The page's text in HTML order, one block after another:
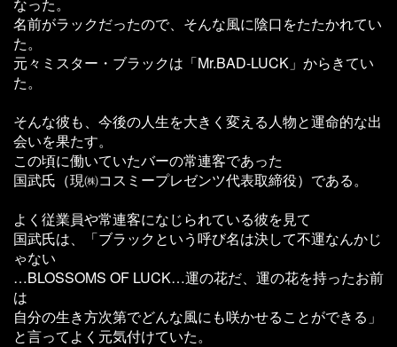
名前がラックだったので、そんな風に陰口をたたかれてい
た。
元々ミスター・ブラックは「Mr.BAD-LUCK」からきてい
た。
そんな彼も、今後の人生を大きく変える人物と運命的な出
会いを果たす。
この頃に働いていたバーの常連客であった
国武氏（現㈱コスミープレゼンツ代表取締役）である。
よく従業員や常連客になじられている彼を見て
国武氏は、「ブラックという呼び名は決して不運なんかじ
ゃない
…BLOSSOMS OF LUCK…運の花だ、運の花を持ったお前
は
自分の生き方次第でどんな風にも咲かせることができる」
と言ってよく元気付けていた。